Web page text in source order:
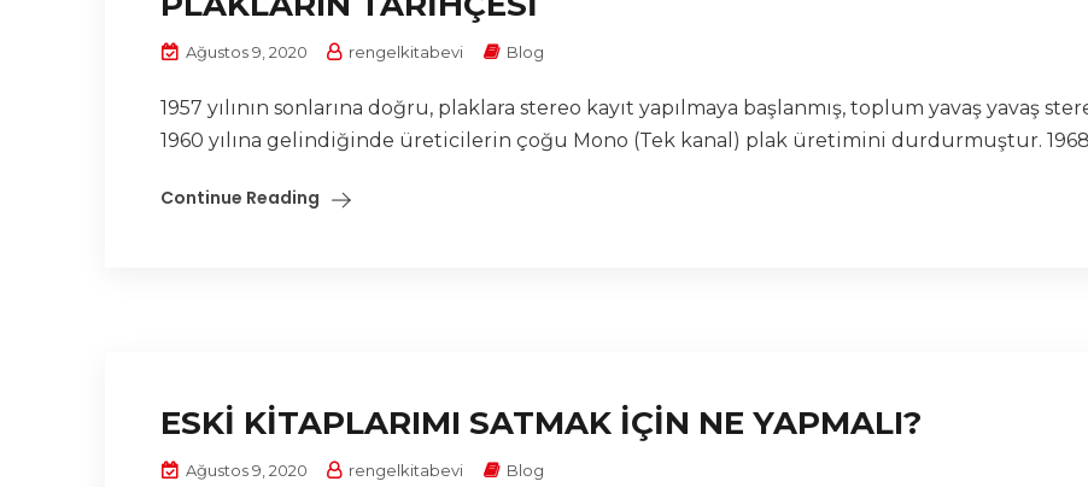
Ağustos 9, 2020 rengelkitabevi Blog
1957 yılının sonlarına doğru, plaklara stereo kayıt yapılmaya başlanmış, toplum yavaş yavaş
1960 yılına gelindiğinde üreticilerin çoğu Mono (Tek kanal) plak üretimini durdurmuştur. 1968
Continue Reading
ESKİ KİTAPLARIMI SATMAK İÇİN NE YAPMALI?
Ağustos 9, 2020 rengelkitabevi Blog